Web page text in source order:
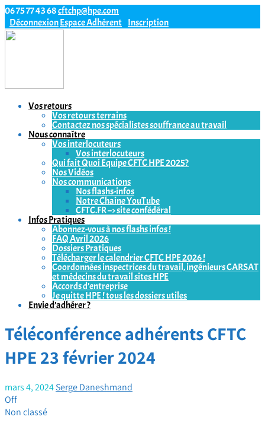
06 75 77 43 68cftchp@hpe.com
DéconnexionEspace Adhérent Inscription
Vos retours
Vos retours terrains
Contactez nos spécialistes souffrance au travail
Nous connaître
Vos interlocuteurs
Vos interlocuteurs
Qui fait Quoi Equipe CFTC HPE 2025?
Nos Vidéos
Nos communications
Nos flashs-infos
Notre Chaine YouTube
CFTC.FR –> site confédéral
Infos Pratiques
Abonnez-vous à nos flashs infos !
FAQ Avril 2026
Dossiers Pratiques
Télécharger le calendrier CFTC HPE 2026 !
Coordonnées inspectrices du travail, ingénieurs CARSAT
et médecins du travail sites HPE
Accords d’entreprise
Je quitte HPE ! tous les dossiers utiles
Envie d’adhérer ?
Téléconférence adhérents CFTC
HPE 23 février 2024
mars 4, 2024Serge Daneshmand
Off
Non classé